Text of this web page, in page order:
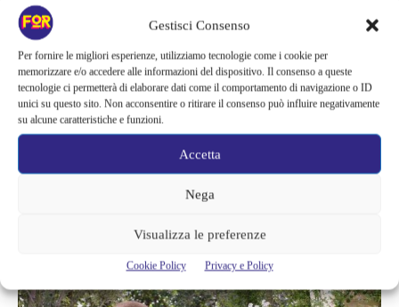
Gestisci Consenso
Per fornire le migliori esperienze, utilizziamo tecnologie come i cookie per
memorizzare e/o accedere alle informazioni del dispositivo. Il consenso a queste
tecnologie ci permetterà di elaborare dati come il comportamento di navigazione o ID
unici su questo sito. Non acconsentire o ritirare il consenso può influire negativamente
su alcune caratteristiche e funzioni.
Accetta
Nega
Visualizza le preferenze
Cookie Policy Privacy e Policy
documentate minacce neonaziste ed estremiste”.
Continuando si legge nella dichiarazione,“Anche il suo ruolo
all’interno dell’istituzione è cambiato, il suo profilo come
membro della famiglia reale non è cambiato. Né è cambiata la
minaccia a lui e alla sua famiglia. In assenza di tale protezione,
il principe Harry e la sua famiglia non possono tornare a casa”.
l’esperto reale Richard Aitch ha detto durante un’intervista che
sarebbe davvero difficile da stimare una somma totale per un